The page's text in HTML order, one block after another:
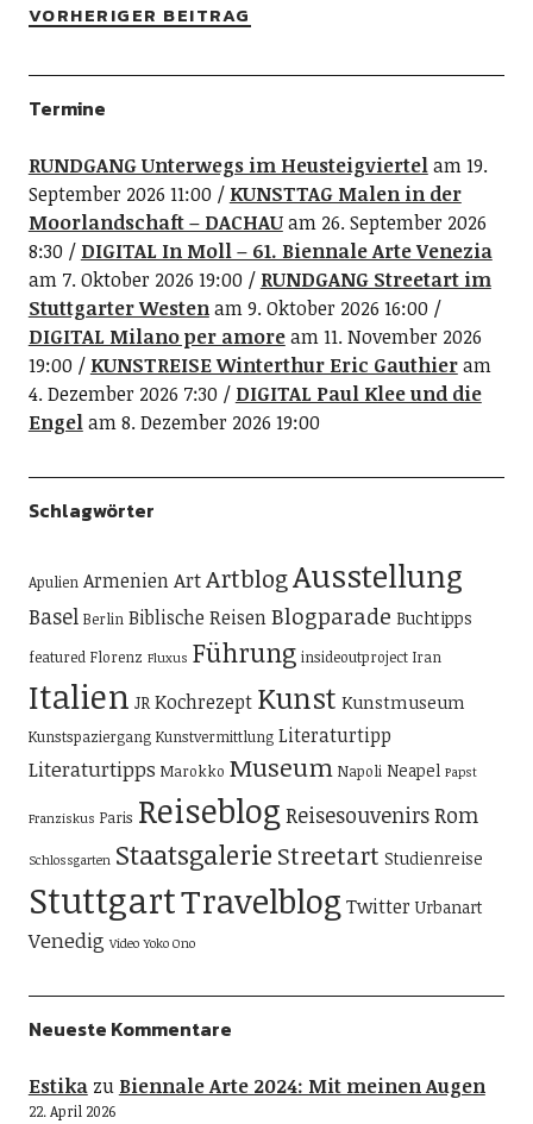
VORHERIGER BEITRAG
Termine
RUNDGANG Unterwegs im Heusteigviertelam 19.
September 2026 11:00
KUNSTTAG Malen in der
Moorlandschaft – DACHAUam 26. September 2026
8:30
DIGITAL In Moll – 61. Biennale Arte Venezia
am 7. Oktober 2026 19:00
RUNDGANG Streetart im
Stuttgarter Westenam 9. Oktober 2026 16:00
DIGITAL Milano per amoream 11. November 2026
19:00
KUNSTREISE Winterthur Eric Gauthieram
4. Dezember 2026 7:30
DIGITAL Paul Klee und die
Engelam 8. Dezember 2026 19:00
Schlagwörter
Apulien ArmenienArtArtblogAusstellung
Basel Berlin Biblische ReisenBlogparade Buchtipps
featured Florenz Fluxus Führung insideoutproject Iran
Italien JR Kochrezept Kunst Kunstmuseum
Kunstspaziergang Kunstvermittlung Literaturtipp
Literaturtipps Marokko Museum Napoli Neapel Papst
Franziskus Paris Reiseblog ReisesouvenirsRom
Schlossgarten Staatsgalerie Streetart Studienreise
StuttgartTravelblog Twitter Urbanart
Venedig Video Yoko Ono
Neueste Kommentare
Estikazu Biennale Arte 2024: Mit meinen Augen
22. April 2026